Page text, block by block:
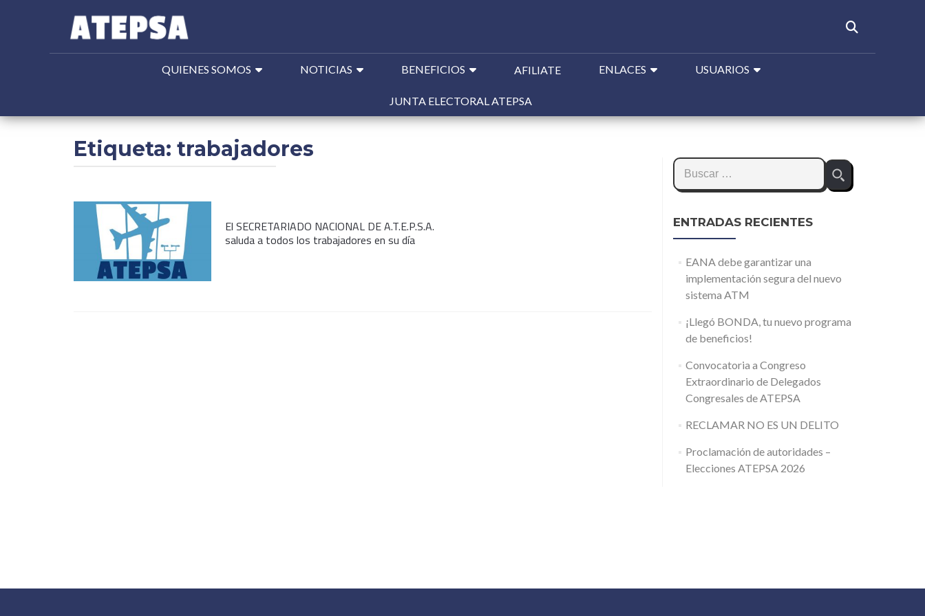
al
QUIENES SOMOS NOTICIAS BENEFICIOS AFILIATE ENLACES USUARIOS
JUNTA ELECTORAL ATEPSA
Etiqueta: trabajadores
El SECRETARIADO NACIONAL DE A.T.E.P.S.A.
saluda a todos los trabajadores en su día
Buscar:
ENTRADAS RECIENTES
EANA debe garantizar una
implementación segura del nuevo
sistema ATM
¡Llegó BONDA, tu nuevo programa
de beneficios!
Convocatoria a Congreso
Extraordinario de Delegados
Congresales de ATEPSA
RECLAMAR NO ES UN DELITO
Proclamación de autoridades –
Elecciones ATEPSA 2026